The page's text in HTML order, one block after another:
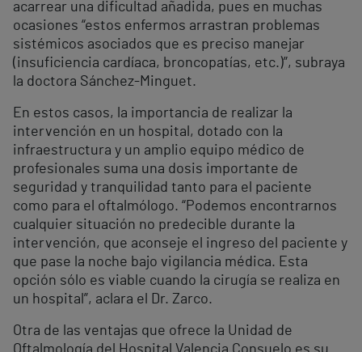
acarrear una dificultad añadida, pues en muchas
ocasiones “estos enfermos arrastran problemas
sistémicos asociados que es preciso manejar
(insuficiencia cardíaca, broncopatías, etc.)”, subraya
la doctora Sánchez-Minguet.
En estos casos, la importancia de realizar la
intervención en un hospital, dotado con la
infraestructura y un amplio equipo médico de
profesionales suma una dosis importante de
seguridad y tranquilidad tanto para el paciente
como para el oftalmólogo. “Podemos encontrarnos
cualquier situación no predecible durante la
intervención, que aconseje el ingreso del paciente y
que pase la noche bajo vigilancia médica. Esta
opción sólo es viable cuando la cirugía se realiza en
un hospital”, aclara el Dr. Zarco.
Otra de las ventajas que ofrece la Unidad de